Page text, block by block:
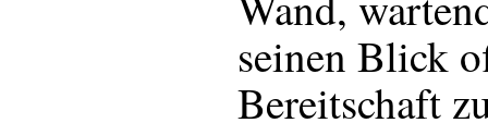
seinen Blick
Bereitschaft